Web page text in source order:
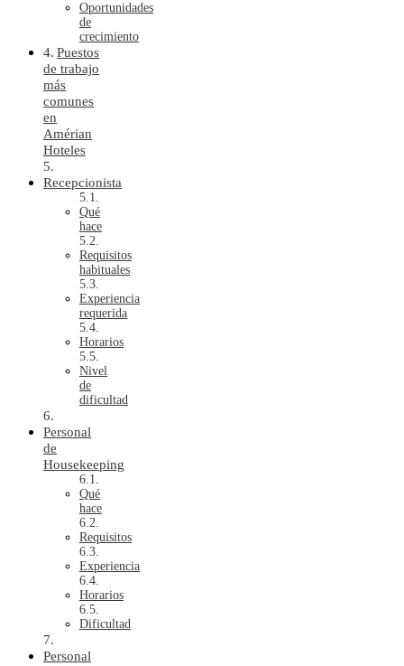
Oportunidades
de
crecimiento
Puestos
de trabajo
más
comunes
en
Amérian
Hoteles
Recepcionista
Qué
hace
Requisitos
habituales
Experiencia
requerida
Horarios
Nivel
de
dificultad
Personal
de
Housekeeping
Qué
hace
Requisitos
Experiencia
Horarios
Dificultad
Personal